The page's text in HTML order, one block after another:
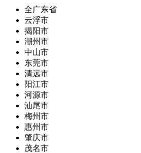
全广东省
云浮市
揭阳市
潮州市
中山市
东莞市
清远市
阳江市
河源市
汕尾市
梅州市
惠州市
肇庆市
茂名市